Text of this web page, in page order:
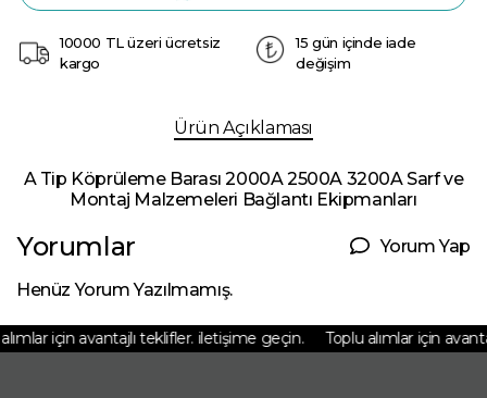
10000 TL üzeri ücretsiz
kargo
15 gün içinde iade
değişim
Ürün Açıklaması
A Tip Köprüleme Barası 2000A 2500A 3200A Sarf ve
Montaj Malzemeleri Bağlantı Ekipmanları
Yorumlar Yorum Yap
Henüz Yorum Yazılmamış.
için avantajlı teklifler. iletişime geçin. Toplu alımlar için